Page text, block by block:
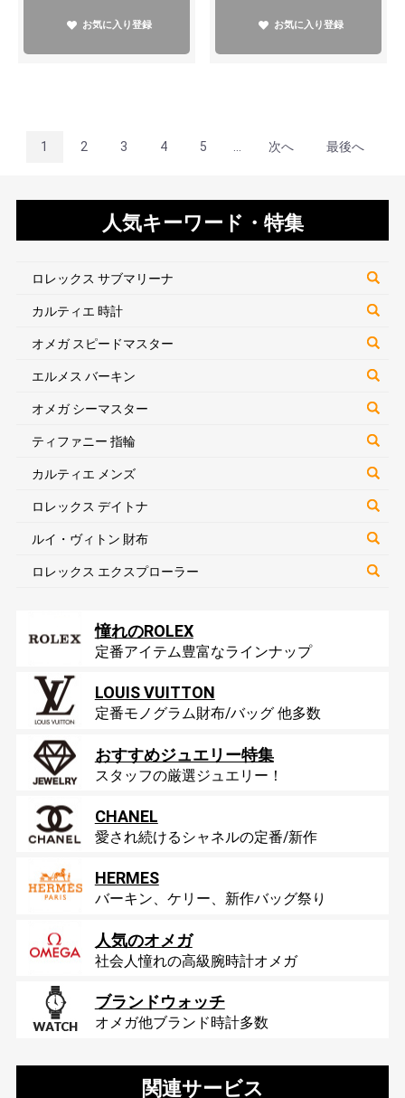
人気キーワード・特集
ロレックス サブマリーナ
カルティエ 時計
オメガ スピードマスター
エルメス バーキン
オメガ シーマスター
ティファニー 指輪
カルティエ メンズ
ロレックス デイトナ
ルイ・ヴィトン 財布
ロレックス エクスプローラー
憧れのROLEX
定番アイテム豊富なラインナップ
LOUIS VUITTON
定番モノグラム財布/バッグ 他多数
おすすめジュエリー特集
スタッフの厳選ジュエリー！
CHANEL
愛され続けるシャネルの定番/新作
HERMES
バーキン、ケリー、新作バッグ祭り
人気のオメガ
社会人憧れの高級腕時計オメガ
ブランドウォッチ
オメガ他ブランド時計多数
関連サービス
お気に入り登録 お気に入り登録
1 2 3 4 5 次へ 最後へ